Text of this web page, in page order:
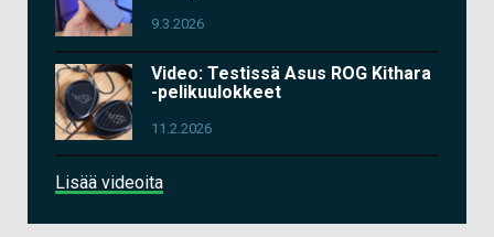
9.3.2026
Video: Testissä Asus ROG Kithara
-pelikuulokkeet
11.2.2026
Lisää videoita